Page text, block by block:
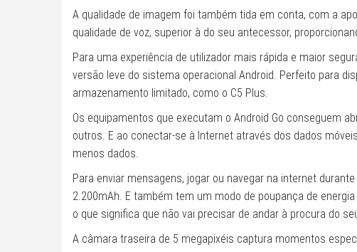
A qualidade de imagem foi também tida em conta, com a
qualidade de voz, superior à do seu antecessor,
Para uma experiência de utilizador mais rápida e maior
versão leve do sistema operacional Android. Perfeito para
armazenamento limitado, como o C5 Plus.
Os equipamentos que executam o Android Go conseguem
outros. E ao conectar-se à Internet através dos dados
menos dados.
Para enviar mensagens, jogar ou navegar na internet
2.200mAh. E também tem um modo de poupança de
o que significa que não vai precisar de andar à procura do
A câmara traseira de 5 megapixéis captura momentos